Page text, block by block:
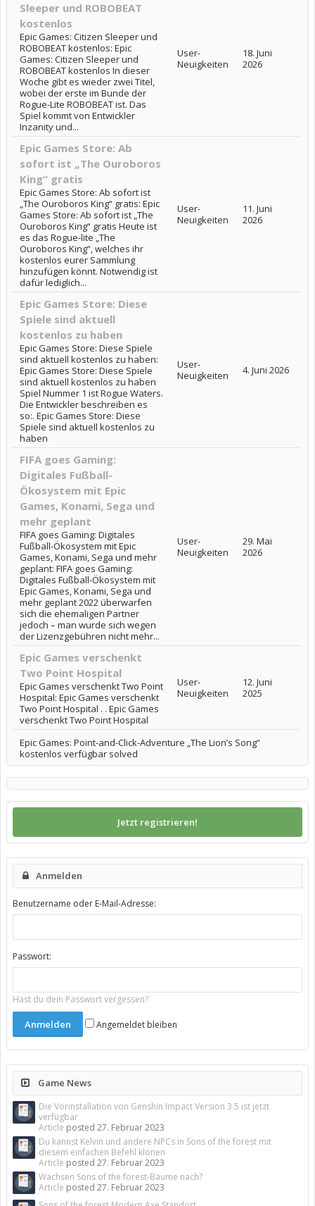
Sleeper und ROBOBEAT
kostenlos
Epic Games: Citizen Sleeper und
ROBOBEAT kostenlos: Epic
Games: Citizen Sleeper und
ROBOBEAT kostenlos In dieser
Woche gibt es wieder zwei Titel,
wobei der erste im Bunde der
Rogue-Lite ROBOBEAT ist. Das
Spiel kommt von Entwickler
Inzanity und...
User-
Neuigkeiten
18. Juni
2026
Epic Games Store: Ab
sofort ist „The Ouroboros
King“ gratis
Epic Games Store: Ab sofort ist
„The Ouroboros King“ gratis: Epic
Games Store: Ab sofort ist „The
Ouroboros King“ gratis Heute ist
es das Rogue-lite „The
Ouroboros King“, welches ihr
kostenlos eurer Sammlung
hinzufügen könnt. Notwendig ist
dafür lediglich...
User-
Neuigkeiten
11. Juni
2026
Epic Games Store: Diese
Spiele sind aktuell
kostenlos zu haben
Epic Games Store: Diese Spiele
sind aktuell kostenlos zu haben:
Epic Games Store: Diese Spiele
sind aktuell kostenlos zu haben
Spiel Nummer 1 ist Rogue Waters.
Die Entwickler beschreiben es
so:. Epic Games Store: Diese
Spiele sind aktuell kostenlos zu
haben
User-
Neuigkeiten
4. Juni 2026
FIFA goes Gaming:
Digitales Fußball-
Ökosystem mit Epic
Games, Konami, Sega und
mehr geplant
FIFA goes Gaming: Digitales
Fußball-Ökosystem mit Epic
Games, Konami, Sega und mehr
geplant: FIFA goes Gaming:
Digitales Fußball-Ökosystem mit
Epic Games, Konami, Sega und
mehr geplant 2022 überwarfen
sich die ehemaligen Partner
jedoch – man wurde sich wegen
der Lizenzgebühren nicht mehr...
User-
Neuigkeiten
29. Mai
2026
Epic Games verschenkt
Two Point Hospital
Epic Games verschenkt Two Point
Hospital: Epic Games verschenkt
Two Point Hospital . . Epic Games
verschenkt Two Point Hospital
User-
Neuigkeiten
12. Juni
2025
Epic Games: Point-and-Click-Adventure „The Lion’s Song“
kostenlos verfügbar solved
Jetzt registrieren!
Anmelden
Benutzername oder E-Mail-Adresse:
Passwort:
Hast du dein Passwort vergessen?
Angemeldet bleiben
Game News
Die Vorinstallation von Genshin Impact Version 3.5 ist jetzt
verfügbar
Article posted 27. Februar 2023
Du kannst Kelvin und andere NPCs in Sons of the forest mit
diesem einfachen Befehl klonen
Article posted 27. Februar 2023
Wachsen Sons of the forest-Bäume nach?
Article posted 27. Februar 2023